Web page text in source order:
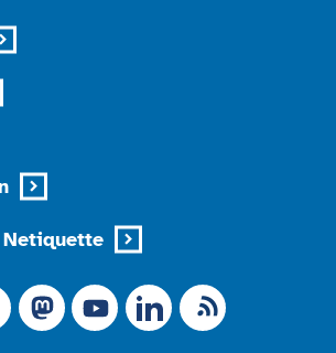
Link zu X (Ex-Twitter)
RSS-Feed